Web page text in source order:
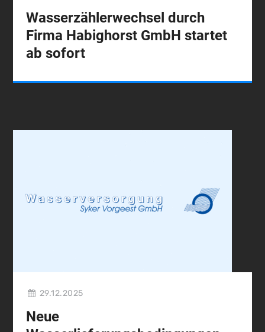
Wasserzählerwechsel durch
Firma Habighorst GmbH startet
ab sofort
29.12.2025
Neue